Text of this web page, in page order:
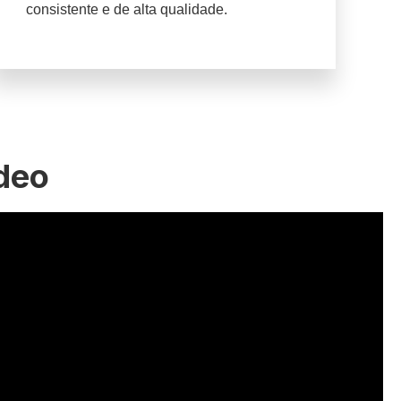
consistente e de alta qualidade.